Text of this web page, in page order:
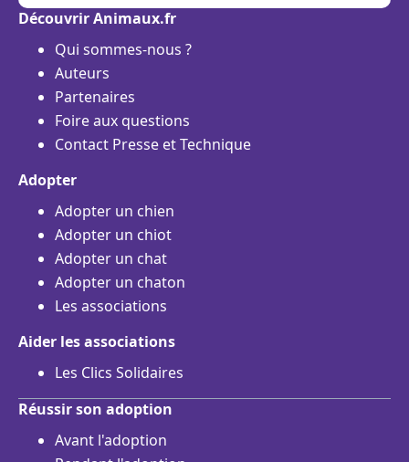
Découvrir Animaux.fr
Qui sommes-nous ?
Auteurs
Partenaires
Foire aux questions
Contact Presse et Technique
Adopter
Adopter un chien
Adopter un chiot
Adopter un chat
Adopter un chaton
Les associations
Aider les associations
Les Clics Solidaires
Réussir son adoption
Avant l'adoption